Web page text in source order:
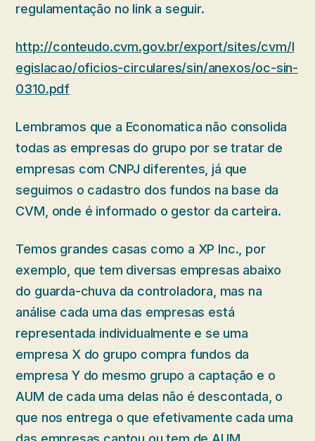
regulamentação no link a seguir.
http://conteudo.cvm.gov.br/export/sites/cvm/l
egislacao/oficios-circulares/sin/anexos/oc-sin-
0310.pdf
Lembramos que a Economatica não consolida
todas as empresas do grupo por se tratar de
empresas com CNPJ diferentes, já que
seguimos o cadastro dos fundos na base da
CVM, onde é informado o gestor da carteira.
Temos grandes casas como a XP Inc., por
exemplo, que tem diversas empresas abaixo
do guarda-chuva da controladora, mas na
análise cada uma das empresas está
representada individualmente e se uma
empresa X do grupo compra fundos da
empresa Y do mesmo grupo a captação e o
AUM de cada uma delas não é descontada, o
que nos entrega o que efetivamente cada uma